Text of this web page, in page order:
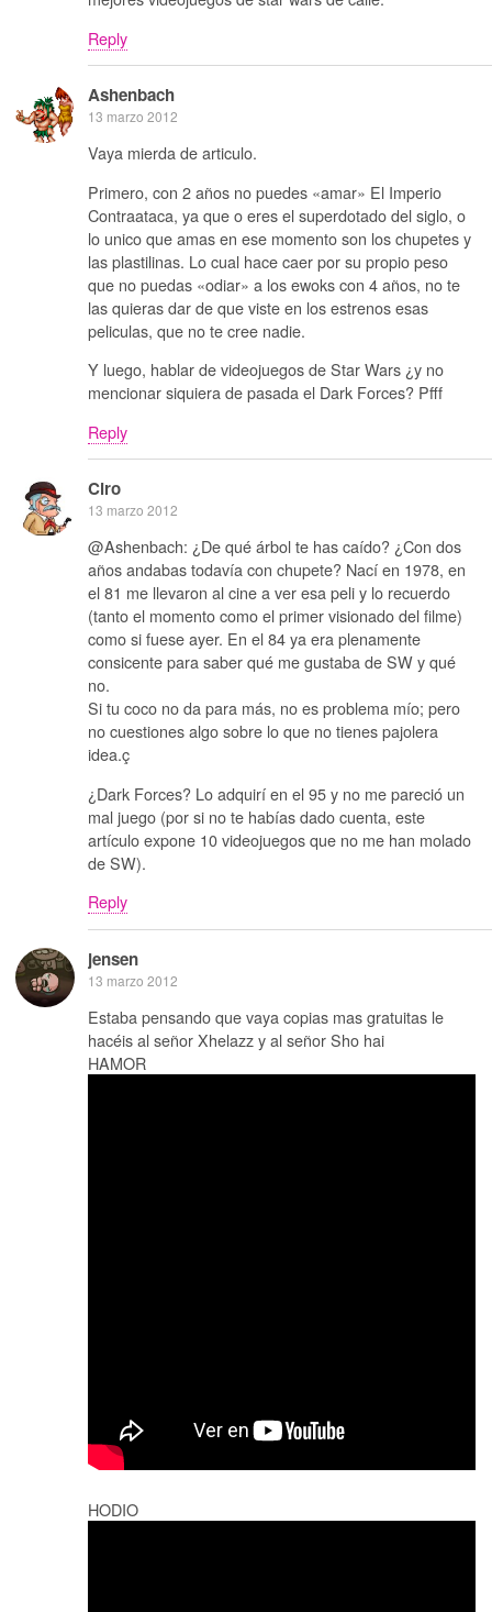
Reply
Ashenbach
13 marzo 2012
Vaya mierda de articulo.
Primero, con 2 años no puedes «amar» El Imperio
Contraataca, ya que o eres el superdotado del siglo, o
lo unico que amas en ese momento son los chupetes y
las plastilinas. Lo cual hace caer por su propio peso
que no puedas «odiar» a los ewoks con 4 años, no te
las quieras dar de que viste en los estrenos esas
peliculas, que no te cree nadie.
Y luego, hablar de videojuegos de Star Wars ¿y no
mencionar siquiera de pasada el Dark Forces? Pfff
Reply
Ciro
13 marzo 2012
@Ashenbach: ¿De qué árbol te has caído? ¿Con dos
años andabas todavía con chupete? Nací en 1978, en
el 81 me llevaron al cine a ver esa peli y lo recuerdo
(tanto el momento como el primer visionado del filme)
como si fuese ayer. En el 84 ya era plenamente
consicente para saber qué me gustaba de SW y qué
no.
Si tu coco no da para más, no es problema mío; pero
no cuestiones algo sobre lo que no tienes pajolera
idea.ç
¿Dark Forces? Lo adquirí en el 95 y no me pareció un
mal juego (por si no te habías dado cuenta, este
artículo expone 10 videojuegos que no me han molado
de SW).
Reply
jensen
13 marzo 2012
Estaba pensando que vaya copias mas gratuitas le
hacéis al señor Xhelazz y al señor Sho hai
HAMOR
HODIO